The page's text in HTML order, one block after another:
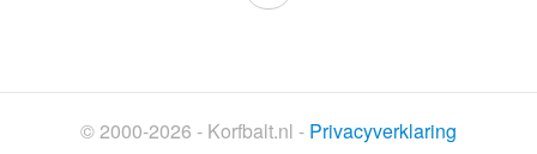
© 2000-2026 - Korfbalt.nl - Privacyverklaring